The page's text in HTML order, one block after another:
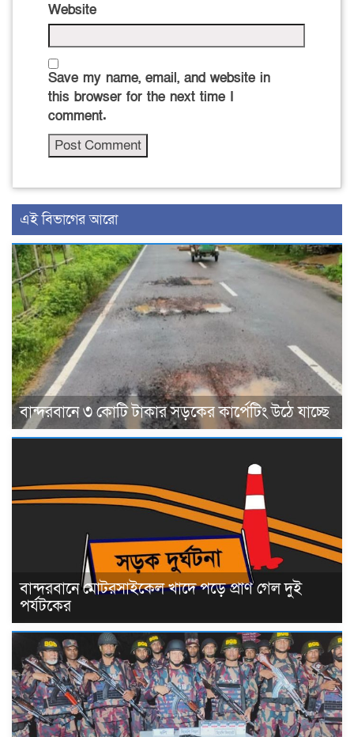
Website
Save my name, email, and website in
this browser for the next time I
comment.
এই বিভাগের আরো
বান্দরবানে ৩ কোটি টাকার সড়কের কার্পেটিং উঠে যাচ্ছে
বান্দরবানে মোটরসাইকেল খাদে পড়ে প্রাণ গেল দুই
পর্যটকের